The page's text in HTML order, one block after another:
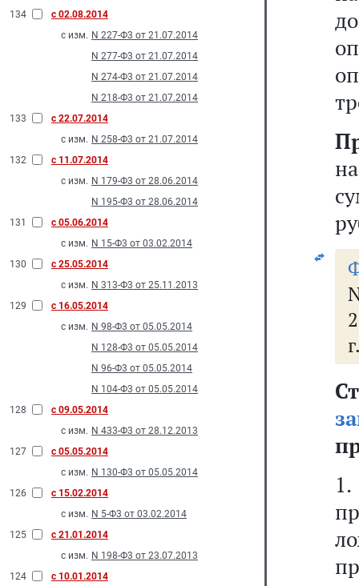
134
с 02.08.2014
с изм. N 227-Ф3 от 21.07.2014
N 277-Ф3 от 21.07.2014
N 274-Ф3 от 21.07.2014
N 218-Ф3 от 21.07.2014
133
с 22.07.2014
с изм. N 258-Ф3 от 21.07.2014
132
с 11.07.2014
с изм. N 179-Ф3 от 28.06.2014
N 195-Ф3 от 28.06.2014
131
с 05.06.2014
с изм. N 15-Ф3 от 03.02.2014
130
с 25.05.2014
с изм. N 313-Ф3 от 25.11.2013
129
с 16.05.2014
с изм. N 98-Ф3 от 05.05.2014
N 128-Ф3 от 05.05.2014
N 96-Ф3 от 05.05.2014
N 104-Ф3 от 05.05.2014
128
с 09.05.2014
с изм. N 433-Ф3 от 28.12.2013
127
с 05.05.2014
с изм. N 130-Ф3 от 05.05.2014
126
с 15.02.2014
с изм. N 5-Ф3 от 03.02.2014
125
с 21.01.2014
с изм. N 198-Ф3 от 23.07.2013
124
с 10.01.2014